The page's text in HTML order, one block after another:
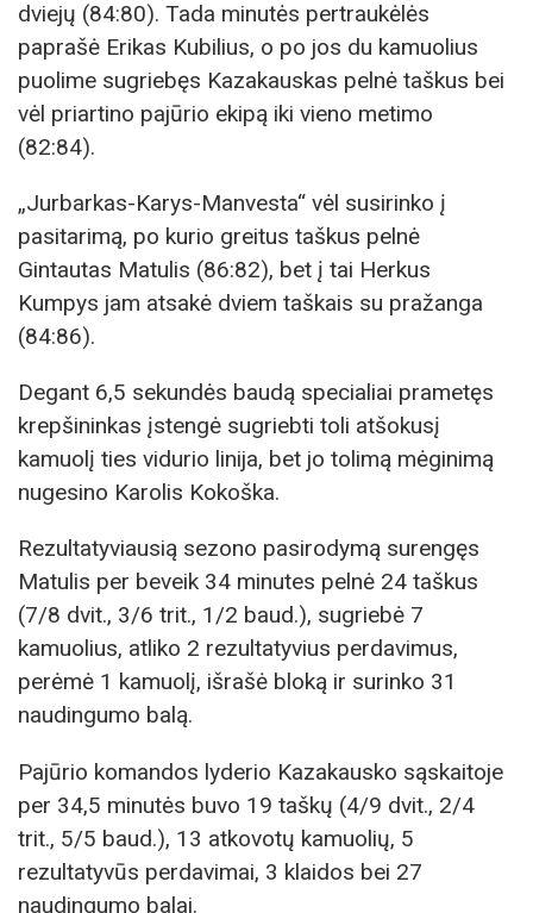
dviejų (84:80). Tada minutės pertraukėlės
paprašė Erikas Kubilius, o po jos du kamuolius
puolime sugriebęs Kazakauskas pelnė taškus bei
vėl priartino pajūrio ekipą iki vieno metimo
(82:84).
„Jurbarkas-Karys-Manvesta“ vėl susirinko į
pasitarimą, po kurio greitus taškus pelnė
Gintautas Matulis (86:82), bet į tai Herkus
Kumpys jam atsakė dviem taškais su pražanga
(84:86).
Degant 6,5 sekundės baudą specialiai prametęs
krepšininkas įstengė sugriebti toli atšokusį
kamuolį ties vidurio linija, bet jo tolimą mėginimą
nugesino Karolis Kokoška.
Rezultatyviausią sezono pasirodymą surengęs
Matulis per beveik 34 minutes pelnė 24 taškus
(7/8 dvit., 3/6 trit., 1/2 baud.), sugriebė 7
kamuolius, atliko 2 rezultatyvius perdavimus,
perėmė 1 kamuolį, išrašė bloką ir surinko 31
naudingumo balą.
Pajūrio komandos lyderio Kazakausko sąskaitoje
per 34,5 minutės buvo 19 taškų (4/9 dvit., 2/4
trit., 5/5 baud.), 13 atkovotų kamuolių, 5
rezultatyvūs perdavimai, 3 klaidos bei 27
naudingumo balai.